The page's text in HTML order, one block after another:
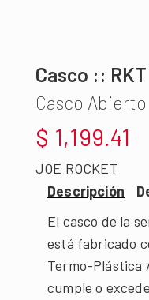
Casco ::
Casco Abierto
$ 1,199.41
JOE ROCKET
Descripción
El casco de la
está fabricado
Termo-Plástica
cumple o